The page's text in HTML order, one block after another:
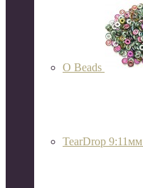
O Beads
TearDrop 9:11мм